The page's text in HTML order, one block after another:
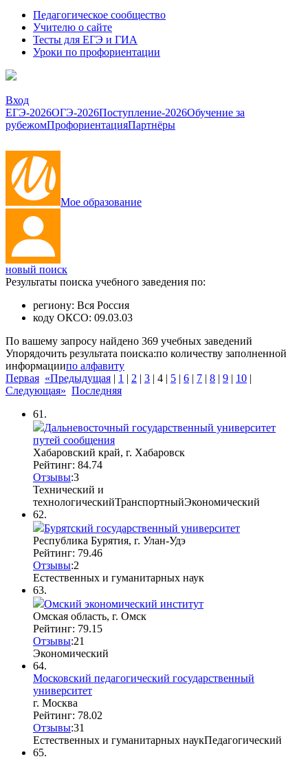
Педагогическое сообщество
Учителю о сайте
Тесты для ЕГЭ и ГИА
Уроки по профориентации
Вход
ЕГЭ-2026ОГЭ-2026Поступление-2026Обучение за
рубежомПрофориентацияПартнёры
Мое образование
новый поиск
Результаты поиска учебного заведения по:
региону: Вся Россия
коду ОКСО: 09.03.03
По вашему запросу найдено 369 учебных заведений
Упорядочить результата поиска:по количеству заполненной
информациипо алфавиту
Первая «Предыдущая | 1 | 2 | 3 | 4 | 5 | 6 | 7 | 8 | 9 | 10 |
Следующая» Последняя
61.
Дальневосточный государственный университет
путей сообщения
Хабаровский край, г. Хабаровск
Рейтинг: 84.74
Отзывы:3
Технический и
технологическийТранспортныйЭкономический
62.
Бурятский государственный университет
Республика Бурятия, г. Улан-Удэ
Рейтинг: 79.46
Отзывы:2
Естественных и гуманитарных наук
63.
Омский экономический институт
Омская область, г. Омск
Рейтинг: 79.15
Отзывы:21
Экономический
64.
Московский педагогический государственный
университет
г. Москва
Рейтинг: 78.02
Отзывы:31
Естественных и гуманитарных наукПедагогический
65.